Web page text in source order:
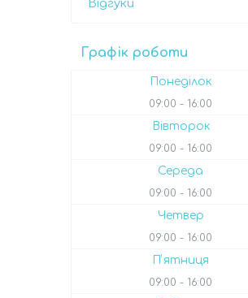
Відгуки
Графік роботи
Понеділок
09:00 16:00
Вівторок
09:00 16:00
Середа
09:00 16:00
Четвер
09:00 16:00
Пʼятниця
09:00 16:00